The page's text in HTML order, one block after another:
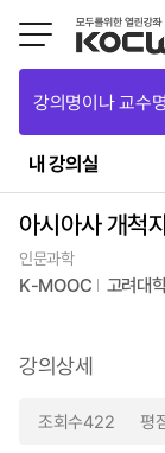
강의명이나 교수
내 강의실
아시아사 개척
인문과학
K-MOOC 고려대
강의상세
조회수422 평